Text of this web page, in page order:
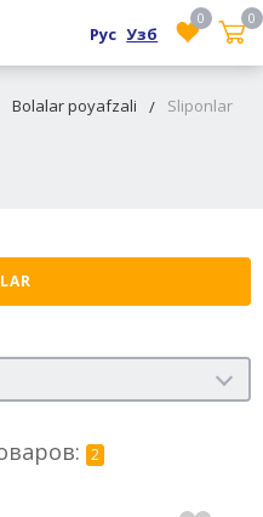
0
0
Рус Узб
Bolalar poyafzali Sliponlar
2